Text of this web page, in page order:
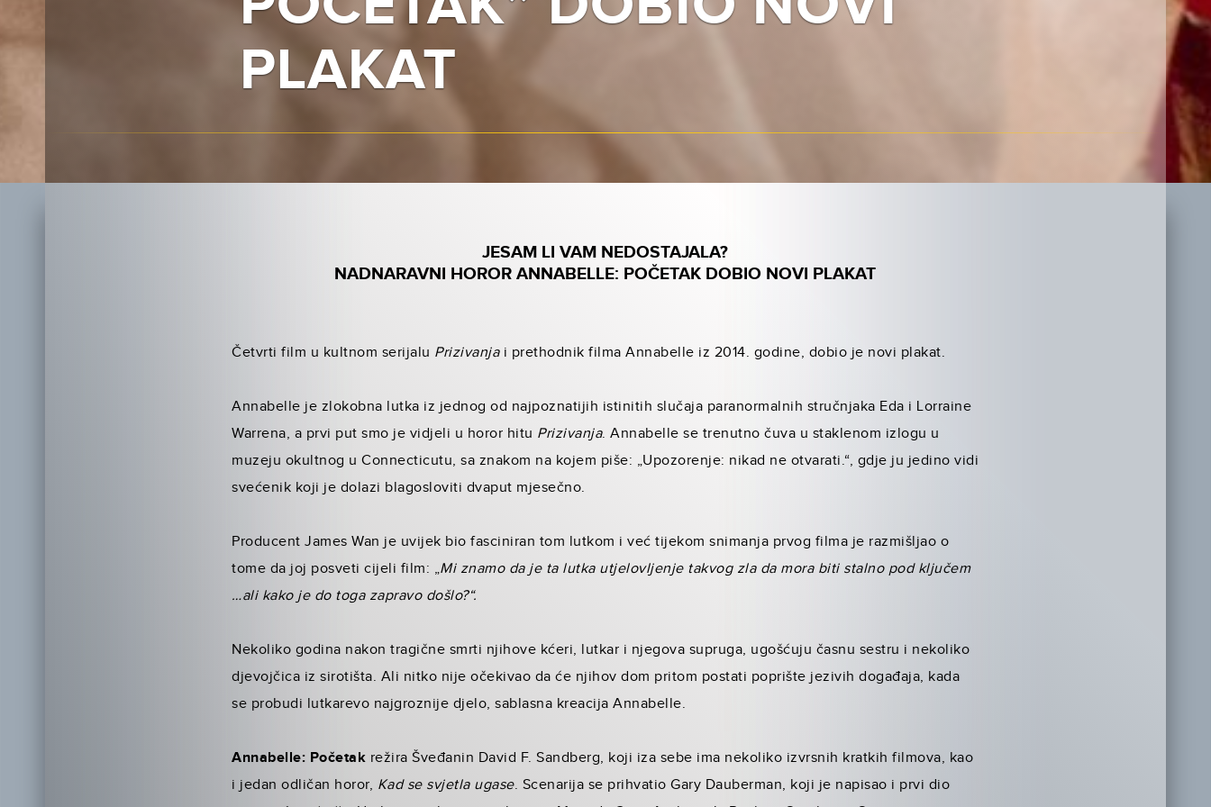
PLAKAT
JESAM LI VAM NEDOSTAJALA?
NADNARAVNI HOROR ANNABELLE: POČETAK DOBIO NOVI PLAKAT
Četvrti film u kultnom serijalu Prizivanjai prethodnik filma Annabelle iz 2014. godine, dobio je novi plakat.
Annabelle je zlokobna lutka iz jednog od najpoznatijih istinitih slučaja paranormalnih stručnjaka Eda i Lorraine
Warrena, a prvi put smo je vidjeli u horor hitu Prizivanja. Annabelle se trenutno čuva u staklenom izlogu u
muzeju okultnog u Connecticutu, sa znakom na kojem piše: „Upozorenje: nikad ne otvarati.“, gdje ju jedino vidi
svećenik koji je dolazi blagosloviti dvaput mjesečno.
Producent James Wan je uvijek bio fasciniran tom lutkom i već tijekom snimanja prvog filma je razmišljao o
tome da joj posveti cijeli film: „Mi znamo da je ta lutka utjelovljenje takvog zla da mora biti stalno pod ključem
…ali kako je do toga zapravo došlo?“.
Nekoliko godina nakon tragične smrti njihove kćeri, lutkar i njegova supruga, ugošćuju časnu sestru i nekoliko
djevojčica iz sirotišta. Ali nitko nije očekivao da će njihov dom pritom postati poprište jezivih događaja, kada
se probudi lutkarevo najgroznije djelo, sablasna kreacija Annabelle.
Annabelle: Početak režira Šveđanin David F. Sandberg, koji iza sebe ima nekoliko izvrsnih kratkih filmova, kao
i jedan odličan horor, Kad se svjetla ugase. Scenarija se prihvatio Gary Dauberman, koji je napisao i prvi dio